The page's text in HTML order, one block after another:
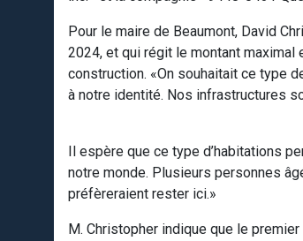
Pour le maire de Beaumont, David
2024, et qui régit le montant
construction. «On souhaitait ce type
à notre identité. Nos infrastructures
Il espère que ce type d’habitations
notre monde. Plusieurs personnes
préfèreraient rester ici.»
M. Christopher indique que le